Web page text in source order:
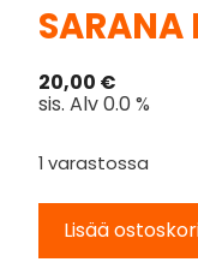
SARANA
20,00 €
sis. Alv 0.0 %
1 varastossa
Lisää